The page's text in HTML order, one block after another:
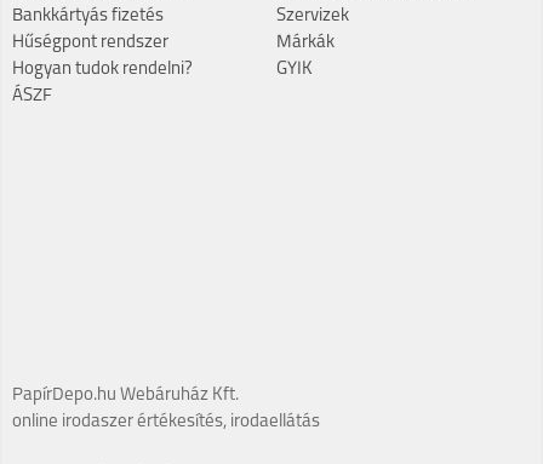
Bankkártyás fizetés
Hűségpont rendszer
Hogyan tudok rendelni?
ÁSZF
Szervizek
Márkák
GYIK
PapírDepo.hu Webáruház Kft.
online irodaszer értékesítés, irodaellátás